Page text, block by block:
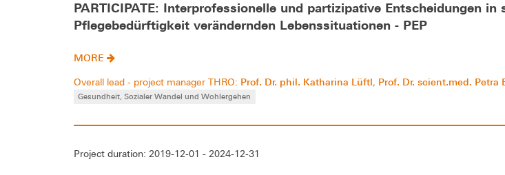
PARTICIPATE: Interprofessionelle und partizipative Entscheidungen in
Pflegebedürftigkeit verändernden Lebenssituationen - PEP
MORE
Overall lead - project manager THRO: Prof. Dr. phil. Katharina Lüftl, Prof. Dr. scient.med. Petra
Gesundheit, Sozialer Wandel und Wohlergehen
Project duration: 2019-12-01 - 2024-12-31